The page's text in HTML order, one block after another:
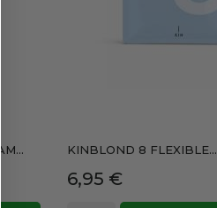
KINBLOND 8 FLEXIBLE...
Precio
6,95 €